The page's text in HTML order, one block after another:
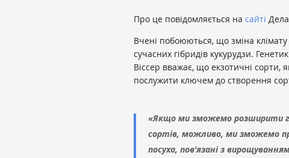
Про це повідомляється на сайті
Вчені побоюються, що зміна
сучасних гібридів кукурудзи.
Віссер вважає, що екзотичні сорти,
послужити ключем до створення
«Якщо ми зможемо розширити
сортів, можливо, ми зможемо
посуха, пов’язані з